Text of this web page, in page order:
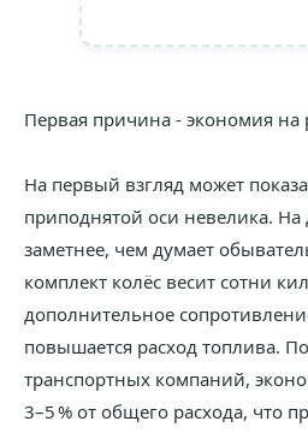
Первая причина - экономия на
На первый взгляд может
приподнятой оси невелика. На
заметнее, чем думает
комплект колёс весит сотни
дополнительное
повышается расход топлива.
транспортных компаний,
3–5 % от общего расхода, что